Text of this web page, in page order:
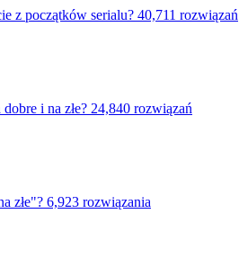
z początków serialu? 40,711 rozwiązań
i na złe? 24,840 rozwiązań
złe"? 6,923 rozwiązania